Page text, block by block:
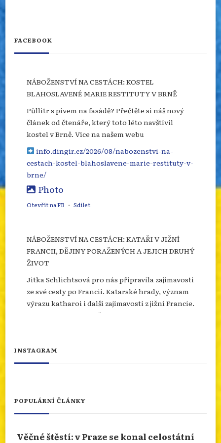
FACEBOOK
NÁBOŽENSTVÍ NA CESTÁCH: KOSTEL
BLAHOSLAVENÉ MARIE RESTITUTY V BRNĚ
Půllitr s pivem na fasádě? Přečtěte si náš nový
článek od čtenáře, který toto léto navštívil
kostel v Brně. Více na našem webu
info.dingir.cz/2026/08/nabozenstvi-na-
cestach-kostel-blahoslavene-marie-restituty-v-
brne/
Photo
Otevřít na FB · Sdílet
NÁBOŽENSTVÍ NA CESTÁCH: KATAŘI V JIŽNÍ
FRANCII, DĚJINY PORAŽENÝCH A JEJICH DRUHÝ
ŽIVOT
Jitka Schlichtsová pro nás připravila zajímavosti
ze své cesty po Francii. Katarské hrady, význam
výrazu katharoi i další zajímavosti z jižní Francie.
Více se dozvíte na našem webu.
porazenych-a-jejich-d...
Od 10.ledna 2026 do 10.ledna 2027 je rok svatého
INSTAGRAM
POPULÁRNÍ ČLÁNKY
Věčné štěstí: v Praze se konal celostátní